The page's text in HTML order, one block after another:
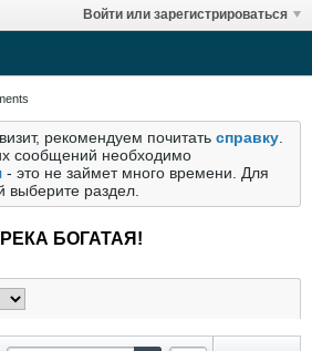
Войти или зарегистрироваться
рекомендуем почитать справку
сообщений необходимо
- это не займет много времени. Для
раздел.
БОГАТАЯ!